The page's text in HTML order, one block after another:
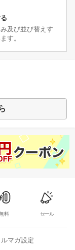
及び並び替えす
す。
料 セール
ルマガ設定